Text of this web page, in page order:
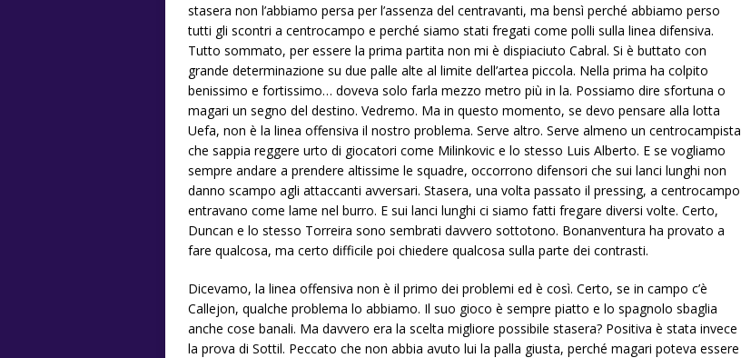
stasera non l’abbiamo persa per l’assenza del centravanti, ma bensì perché abbiamo perso
tutti gli scontri a centrocampo e perché siamo stati fregati come polli sulla linea difensiva.
Tutto sommato, per essere la prima partita non mi è dispiaciuto Cabral. Si è buttato con
grande determinazione su due palle alte al limite dell’artea piccola. Nella prima ha colpito
benissimo e fortissimo… doveva solo farla mezzo metro più in la. Possiamo dire sfortuna o
magari un segno del destino. Vedremo. Ma in questo momento, se devo pensare alla lotta
Uefa, non è la linea offensiva il nostro problema. Serve altro. Serve almeno un centrocampista
che sappia reggere urto di giocatori come Milinkovic e lo stesso Luis Alberto. E se vogliamo
sempre andare a prendere altissime le squadre, occorrono difensori che sui lanci lunghi non
danno scampo agli attaccanti avversari. Stasera, una volta passato il pressing, a centrocampo
entravano come lame nel burro. E sui lanci lunghi ci siamo fatti fregare diversi volte. Certo,
Duncan e lo stesso Torreira sono sembrati davvero sottotono. Bonanventura ha provato a
fare qualcosa, ma certo difficile poi chiedere qualcosa sulla parte dei contrasti.
Dicevamo, la linea offensiva non è il primo dei problemi ed è così. Certo, se in campo c’è
Callejon, qualche problema lo abbiamo. Il suo gioco è sempre piatto e lo spagnolo sbaglia
anche cose banali. Ma davvero era la scelta migliore possibile stasera? Positiva è stata invece
la prova di Sottil. Peccato che non abbia avuto lui la palla giusta, perché magari poteva essere